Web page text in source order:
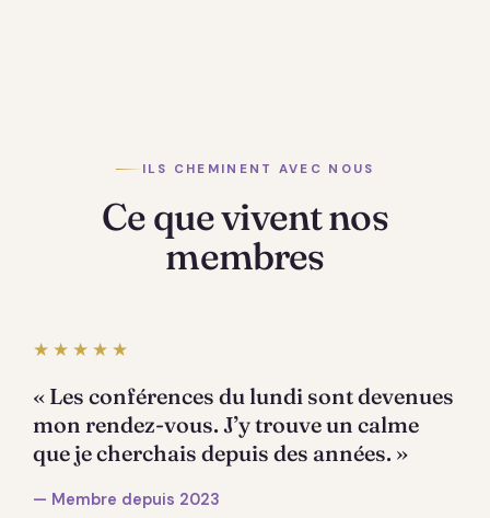
ILS CHEMINENT AVEC NOUS
Ce que vivent nos
membres
★★★★★
« Les conférences du lundi sont devenues
mon rendez-vous. J’y trouve un calme
que je cherchais depuis des années. »
— Membre depuis 2023